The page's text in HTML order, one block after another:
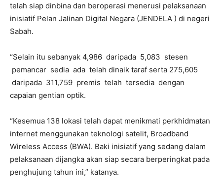
telah siap dinbina dan beroperasi menerusi pelaksanaan
inisiatif Pelan Jalinan Digital Negara (JENDELA ) di negeri
Sabah.
“Selain itu sebanyak 4,986 daripada 5,083 stesen
pemancar sedia ada telah dinaik taraf serta 275,605
daripada 311,759 premis telah tersedia dengan
capaian gentian optik.
“Kesemua 138 lokasi telah dapat menikmati perkhidmatan
internet menggunakan teknologi satelit, Broadband
Wireless Access (BWA). Baki inisiatif yang sedang dalam
pelaksanaan dijangka akan siap secara berperingkat pada
penghujung tahun ini,” katanya.